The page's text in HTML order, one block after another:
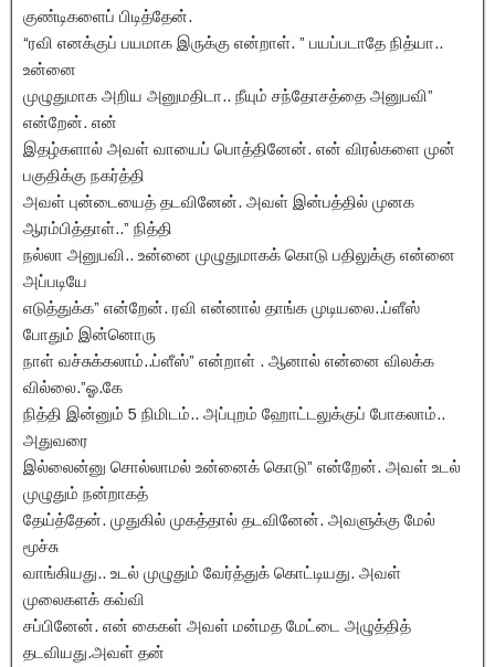
குண்டிகளைப் பிடித்தேன்.
“ரவி எனக்குப் பயமாக இருக்கு என்றாள். ” பயப்படாதே நித்யா..
உன்னை
முழுதுமாக அறிய அனுமதிடா.. நீயும் சந்தோசத்தை அனுபவி”
என்றேன். என்
இதழ்களால் அவள் வாயைப் பொத்தினேன். என் விரல்களை முன்
பகுதிக்கு நகர்த்தி
அவள் புன்டையைத் தடவினேன். அவள் இன்பத்தில் முனக
ஆரம்பித்தாள்..” நித்தி
நல்லா அனுபவி.. உன்னை முழுதுமாகக் கொடு பதிலுக்கு என்னை
அப்படியே
எடுத்துக்க” என்றேன். ரவி என்னால் தாங்க முடியலை..ப்ளீஸ்
போதும் இன்னொரு
நாள் வச்சுக்கலாம்..ப்ளீஸ்” என்றாள் . ஆனால் என்னை விலக்க
வில்லை.”ஓ.கே
நித்தி இன்னும் 5 நிமிடம்.. அப்புறம் ஹோட்டலுக்குப் போகலாம்..
அதுவரை
இல்லைன்னு சொல்லாமல் உன்னைக் கொடு” என்றேன். அவள் உடல்
முழுதும் நன்றாகத்
தேய்த்தேன். முதுகில் முகத்தால் தடவினேன். அவளுக்கு மேல்
மூச்சு
வாங்கியது.. உடல் முழுதும் வேர்த்துக் கொட்டியது. அவள்
முலைகளக் கவ்வி
சப்பினேன். என் கைகள் அவள் மன்மத மேட்டை அழுத்தித்
தடவியது.அவள் தன்